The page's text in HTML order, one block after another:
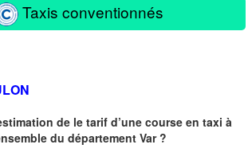
Taxis conventionnés
de le tarif d’une course en taxi à
du département Var ?